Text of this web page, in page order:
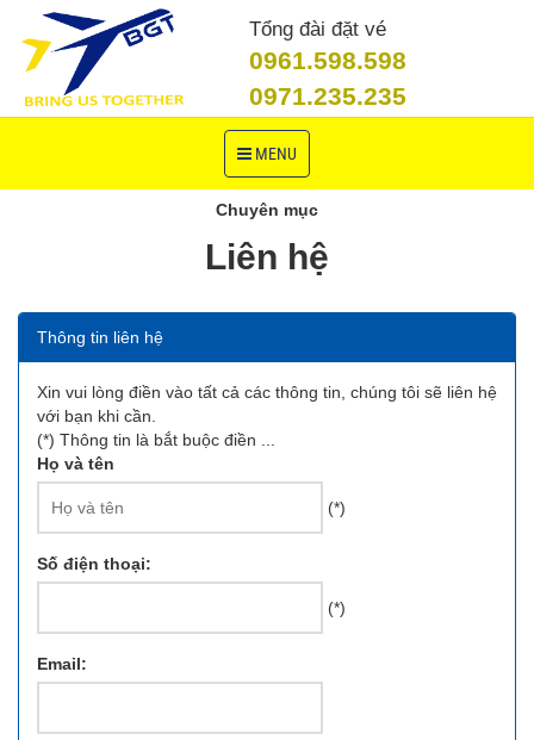
Tổng đài đặt vé
0961.598.598
0971.235.235
Toggle
navigation
MENU
Chuyên mục
Liên hệ
Thông tin liên hệ
Xin vui lòng điền vào tất cả các thông tin, chúng tôi sẽ liên hệ
với bạn khi cần.
(*) Thông tin là bắt buộc điền ...
Họ và tên
(*)
Số điện thoại:
(*)
Email: